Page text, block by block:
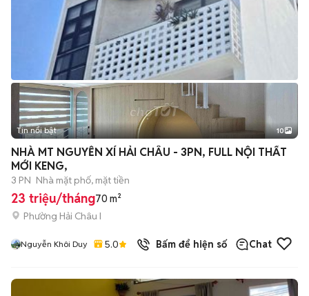
+2
Tin nổi bật 10
NHÀ MT NGUYỄN XÍ HẢI CHÂU - 3PN, FULL NỘI THẤT
MỚI KENG,
3 PN Nhà mặt phố, mặt tiền
23 triệu/tháng70 m²
Phường Hải Châu I
Nguyễn Khôi Duy 5.0 Bấm để hiện số Chat